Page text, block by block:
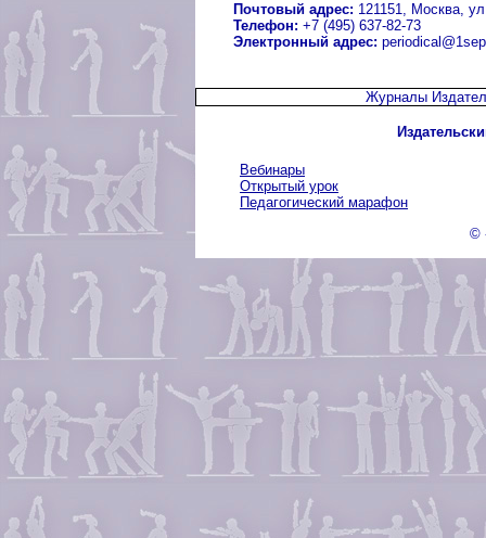
Почтовый адрес: 121151, Москва,
Телефон: +7 (495) 637-82-73
Электронный адрес:
Журналы
Вебинары
Открытый урок
Педагогический марафон
©